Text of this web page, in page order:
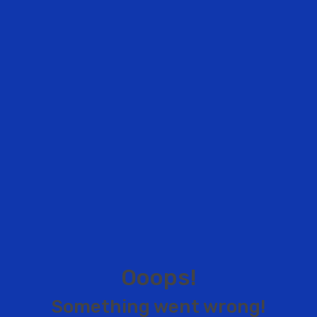
Ooops!
Something went wrong!